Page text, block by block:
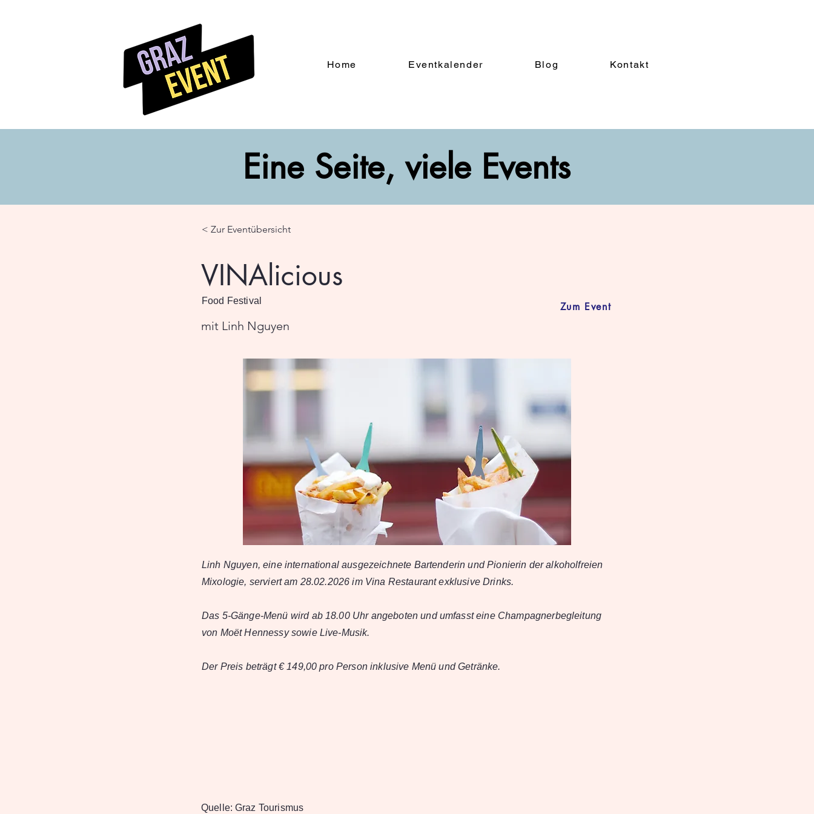
Home Eventkalender Blog Kontakt
Eine Seite, viele Events
< Zur Eventübersicht
VINAlicious
Food Festival
mit Linh Nguyen
Zum Event
Linh Nguyen, eine international ausgezeichnete Bartenderin und Pionierin der alkoholfreien
Mixologie, serviert am 28.02.2026 im Vina Restaurant exklusive Drinks.
Das 5-Gänge-Menü wird ab 18.00 Uhr angeboten und umfasst eine Champagnerbegleitung
von Moët Hennessy sowie Live-Musik.
Der Preis beträgt € 149,00 pro Person inklusive Menü und Getränke.
Quelle: Graz Tourismus